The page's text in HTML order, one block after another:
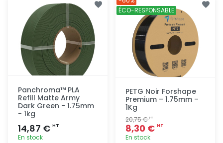
rapide
rapide
Panchroma™ PLA
Refill Matte Army
Dark Green - 1.75mm
- 1kg
14,87 € HT
En stock
PETG Noir Forshape
Premium – 1.75mm –
1Kg
20,75 €HT
8,30 € HT
En stock
ÉCO-RESPONSABLE